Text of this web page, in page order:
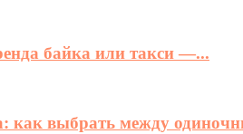
байка или такси —...
как выбрать между